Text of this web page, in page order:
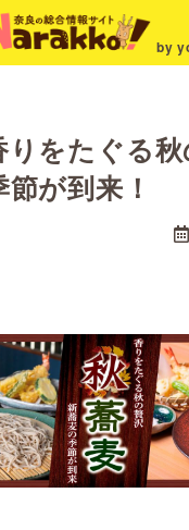
by
りをたぐる
が到来！